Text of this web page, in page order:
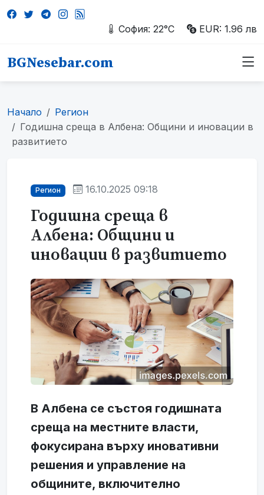
София: 22°C EUR: 1.96 лв
BGNesebar.com
Начало
Регион
Годишна среща в Албена: Общини и иновации в
развитието
Регион 16.10.2025 09:18
Годишна среща в
Албена: Общини и
иновации в развитието
В Албена се състоя годишната
среща на местните власти,
фокусирана върху иновативни
решения и управление на
общините, включително